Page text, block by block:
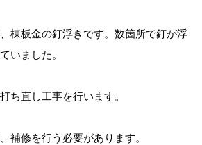
棟板金の釘浮きです。数箇所で釘が浮
いました。
ち直し工事を行います。
補修を行う必要があります。